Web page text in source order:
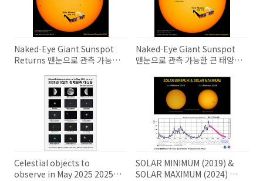
Naked-Eye Giant Sunspot
Returns 맨눈으로 관측 가능한
Naked-Eye Giant Sunspot
맨눈으로 관측 가능한 큰 태양
Celestial objects to
observe in May 2025 2025년
SOLAR MINIMUM (2019) &
SOLAR MAXIMUM (2024) 태